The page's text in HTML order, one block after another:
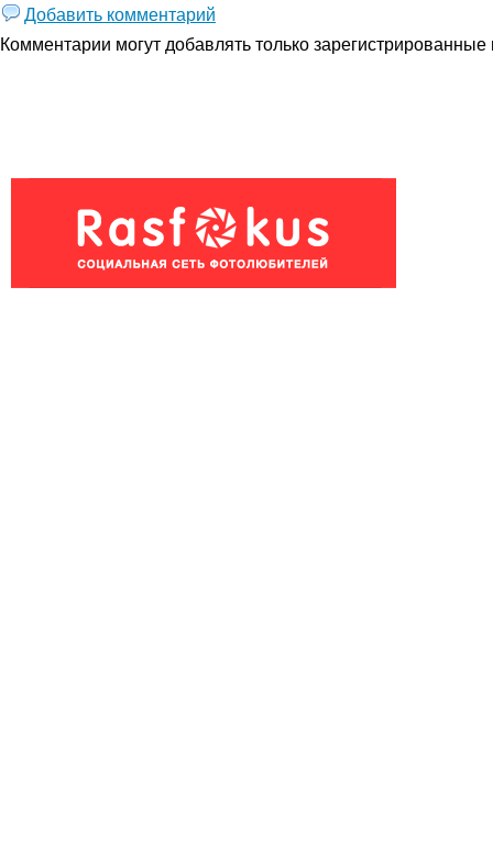
Добавить комментарий
Комментарии могут добавлять толькозарегистрированные